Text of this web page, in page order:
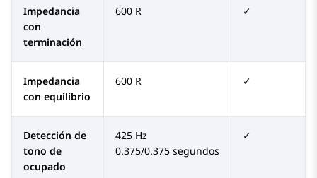
Impedancia
con
terminación
600 R ✓
Impedancia
con equilibrio
600 R ✓
Detección de
tono de
ocupado
425 Hz
0.375/0.375 segundos
✓